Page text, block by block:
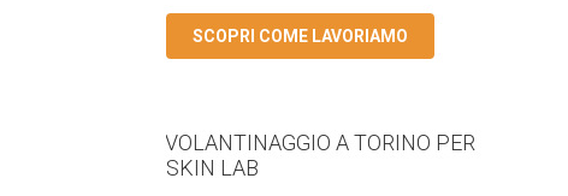
SCOPRI COME LAVORIAMO
VOLANTINAGGIO A TORINO PER
SKIN LAB